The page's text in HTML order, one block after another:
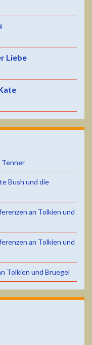
Liebe
Tenner
Bush und die
an Tolkien und
an Tolkien und
Tolkien und Bruegel